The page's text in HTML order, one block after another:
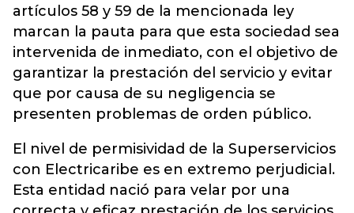
artículos 58 y 59 de la mencionada ley
marcan la pauta para que esta sociedad sea
intervenida de inmediato, con el objetivo de
garantizar la prestación del servicio y evitar
que por causa de su negligencia se
presenten problemas de orden público.
El nivel de permisividad de la Superservicios
con Electricaribe es en extremo perjudicial.
Esta entidad nació para velar por una